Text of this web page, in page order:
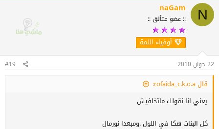
N
naGam
:: عضو متألق ::
أوفياء اللمة
22 جوان 2010 #19
قال rofaida_c.k.o.a:
يعني انا نقولك ماتخافيش
كل البنات هكا في اللول .ومبعدا نورمال